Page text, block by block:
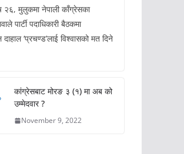
२६, मुलुकमा नेपाली काँग्रेसका
पार्टी पदाधिकारी बैठकमा
‘प्रचण्ड’लाई विश्वासको मत दिने
कांग्रेसबाट मोरङ ३ (१) मा अब को
उम्मेदवार ?
November 9, 2022